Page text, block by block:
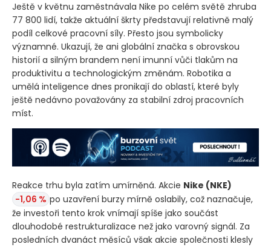
Ještě v květnu zaměstnávala Nike po celém světě zhruba
77 800 lidí, takže aktuální škrty představují relativně malý
podíl celkové pracovní síly. Přesto jsou symbolicky
významné. Ukazují, že ani globální značka s obrovskou
historií a silným brandem není imunní vůči tlakům na
produktivitu a technologickým změnám. Robotika a
umělá inteligence dnes pronikají do oblastí, které byly
ještě nedávno považovány za stabilní zdroj pracovních
míst.
Reakce trhu byla zatím umírněná. Akcie Nike (NKE)
-1,06 % po uzavření burzy mírně oslabily, což naznačuje,
že investoři tento krok vnímají spíše jako součást
dlouhodobé restrukturalizace než jako varovný signál. Za
posledních dvanáct měsíců však akcie společnosti klesly